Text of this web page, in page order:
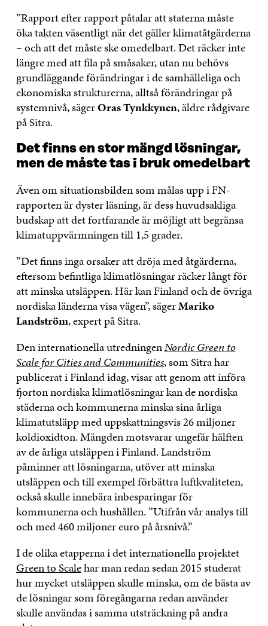
”Rapport efter rapport påtalar att staterna måste
öka takten väsentligt när det gäller klimatåtgärderna
– och att det måste ske omedelbart. Det räcker inte
längre med att fila på småsaker, utan nu behövs
grundläggande förändringar i de samhälleliga och
ekonomiska strukturerna, alltså förändringar på
systemnivå, sägerOras Tynkkynen, äldre rådgivare
på Sitra.
Det finns en stor mängd lösningar,
men de måste tas i bruk omedelbart
Även om situationsbilden som målas upp i FN-
rapporten är dyster läsning, är dess huvudsakliga
budskap att det fortfarande är möjligt att begränsa
klimatuppvärmningen till 1,5 grader.
”Det finns inga orsaker att dröja med åtgärderna,
eftersom befintliga klimatlösningar räcker långt för
att minska utsläppen. Här kan Finland och de övriga
nordiska länderna visa vägen”, sägerMariko
Landström, expert på Sitra.
Den internationella utredningenNordic Green to
Scale for Cities and Communities, som Sitra har
publicerat i Finland idag, visar att genom att införa
fjorton nordiska klimatlösningar kan de nordiska
städerna och kommunerna minska sina årliga
klimatutsläpp med uppskattningsvis 26 miljoner
koldioxidton. Mängden motsvarar ungefär hälften
av de årliga utsläppen i Finland. Landström
påminner att lösningarna, utöver att minska
utsläppen och till exempel förbättra luftkvaliteten,
också skulle innebära inbesparingar för
kommunerna och hushållen. ”Utifrån vår analys till
och med 460 miljoner euro på årsnivå.”
I de olika etapperna i det internationella projektet
Green to Scalehar man redan sedan 2015 studerat
hur mycket utsläppen skulle minska, om de bästa av
de lösningar som föregångarna redan använder
skulle användas i samma utsträckning på andra